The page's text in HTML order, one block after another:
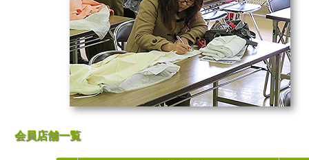
会員店舗一覧